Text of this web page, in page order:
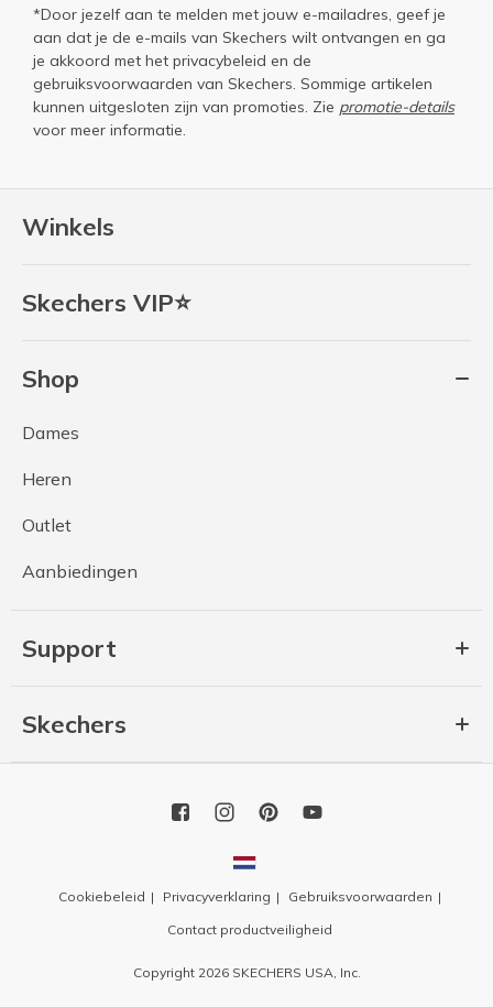
Winkels
Skechers VIP⭐
Shop
Dames
Heren
Outlet
Aanbiedingen
Support
Skechers
*Door jezelf aan te melden met jouw e-mailadres, geef je
aan dat je de e-mails van Skechers wilt ontvangen en ga
je akkoord met het privacybeleid en de
gebruiksvoorwaarden van Skechers. Sommige artikelen
kunnen uitgesloten zijn van promoties. Zie promotie-details
voor meer informatie.
Cookiebeleid Privacyverklaring
Gebruiksvoorwaarden
Contact productveiligheid
Copyright 2026 SKECHERS USA, Inc.